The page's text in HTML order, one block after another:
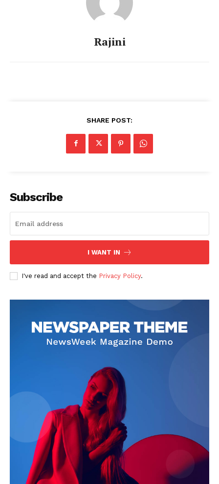
Rajini
SHARE POST:
Subscribe
I WANT IN
I've read and accept the Privacy Policy.